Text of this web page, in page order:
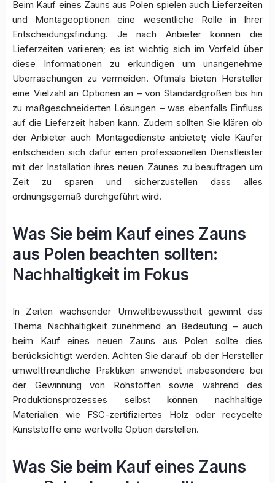
Beim Kauf eines Zauns aus Polen spielen auch Lieferzeiten
und Montageoptionen eine wesentliche Rolle in Ihrer
Entscheidungsfindung. Je nach Anbieter können die
Lieferzeiten variieren; es ist wichtig sich im Vorfeld über
diese Informationen zu erkundigen um unangenehme
Überraschungen zu vermeiden. Oftmals bieten Hersteller
eine Vielzahl an Optionen an – von Standardgrößen bis hin
zu maßgeschneiderten Lösungen – was ebenfalls Einfluss
auf die Lieferzeit haben kann. Zudem sollten Sie klären ob
der Anbieter auch Montagedienste anbietet; viele Käufer
entscheiden sich dafür einen professionellen Dienstleister
mit der Installation ihres neuen Zäunes zu beauftragen um
Zeit zu sparen und sicherzustellen dass alles
ordnungsgemäß durchgeführt wird.
Was Sie beim Kauf eines Zauns
aus Polen beachten sollten:
Nachhaltigkeit im Fokus
In Zeiten wachsender Umweltbewusstheit gewinnt das
Thema Nachhaltigkeit zunehmend an Bedeutung – auch
beim Kauf eines neuen Zauns aus Polen sollte dies
berücksichtigt werden. Achten Sie darauf ob der Hersteller
umweltfreundliche Praktiken anwendet insbesondere bei
der Gewinnung von Rohstoffen sowie während des
Produktionsprozesses selbst können nachhaltige
Materialien wie FSC-zertifiziertes Holz oder recycelte
Kunststoffe eine wertvolle Option darstellen.
Was Sie beim Kauf eines Zauns